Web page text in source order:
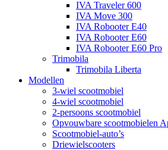
IVA Traveler 600
IVA Move 300
IVA Robooter E40
IVA Robooter E60
IVA Robooter E60 Pro
Trimobila
Trimobila Liberta
Modellen
3-wiel scootmobiel
4-wiel scootmobiel
2-persoons scootmobiel
Opvouwbare scootmobielen
Scootmobiel-auto’s
Driewielscooters